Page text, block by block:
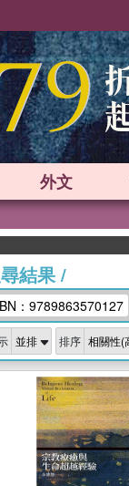
外文
結果/
：9789863570127
排序